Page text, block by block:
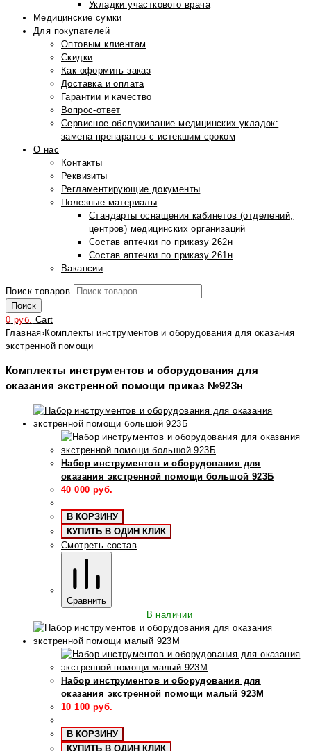
Укладки участкового врача
Медицинские сумки
Для покупателей
Оптовым клиентам
Скидки
Как оформить заказ
Доставка и оплата
Гарантии и качество
Вопрос-ответ
Сервисное обслуживание медицинских укладок:
замена препаратов с истекшим сроком
О нас
Контакты
Реквизиты
Регламентирующие документы
Полезные материалы
Стандарты оснащения кабинетов (отделений,
центров) медицинских организаций
Состав аптечки по приказу 262н
Состав аптечки по приказу 261н
Вакансии
Поиск товаров
Поиск
0 руб. Cart
Главная›Комплекты инструментов и оборудования для оказания
экстренной помощи
Комплекты инструментов и оборудования для
оказания экстренной помощи приказ №923н
Набор инструментов и оборудования для
оказания экстренной помощи большой 923Б
40 000 руб.
В КОРЗИНУ
КУПИТЬ В ОДИН КЛИК
Смотреть состав
Сравнить
В наличии
Набор инструментов и оборудования для
оказания экстренной помощи малый 923М
10 100 руб.
В КОРЗИНУ
КУПИТЬ В ОДИН КЛИК